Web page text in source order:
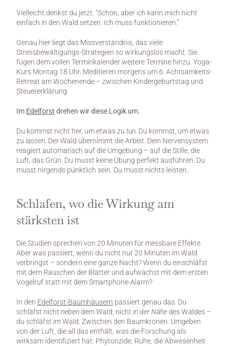
Vielleicht denkst du jetzt: "Schön, aber ich kann mich nicht
einfach in den Wald setzen. Ich muss funktionieren."
Genau hier liegt das Missverständnis, das viele
Stressbewältigungs-Strategien so wirkungslos macht: Sie
fügen dem vollen Terminkalender weitere Termine hinzu. Yoga-
Kurs Montag 18 Uhr. Meditieren morgens um 6. Achtsamkeits-
Retreat am Wochenende – zwischen Kindergeburtstag und
Steuererklärung.
Im Edelforst drehen wir diese Logik um.
Du kommst nicht her, um etwas zu tun. Du kommst, um etwas
zu lassen. Der Wald übernimmt die Arbeit. Dein Nervensystem
reagiert automatisch auf die Umgebung – auf die Stille, die
Luft, das Grün. Du musst keine Übung perfekt ausführen. Du
musst nirgends pünktlich sein. Du musst nichts leisten.
Schlafen, wo die Wirkung am
stärksten ist
Die Studien sprechen von 20 Minuten für messbare Effekte.
Aber was passiert, wenn du nicht nur 20 Minuten im Wald
verbringst – sondern eine ganze Nacht? Wenn du einschläfst
mit dem Rauschen der Blätter und aufwachst mit dem ersten
Vogelruf statt mit dem Smartphone-Alarm?
In den Edelforst-Baumhäusern passiert genau das. Du
schläfst nicht neben dem Wald, nicht in der Nähe des Waldes –
du schläfst im Wald. Zwischen den Baumkronen. Umgeben
von der Luft, die all das enthält, was die Forschung als
wirksam identifiziert hat: Phytonzide, Ruhe, die Abwesenheit